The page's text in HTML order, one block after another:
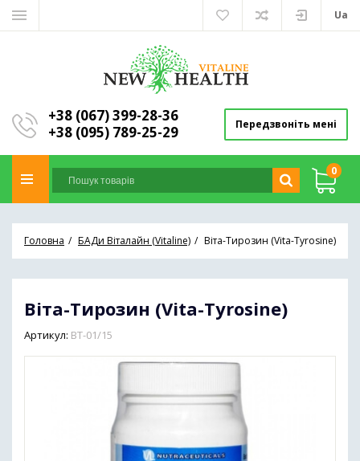
Ua
+38 (067) 399-28-36
+38 (095) 789-25-29
Передзвоніть мені
0
Головна БАДи Віталайн (Vitaline) Віта-Тирозин (Vita-Tyrosine)
Віта-Тирозин (Vita-Tyrosine)
Артикул: ВТ-01/15